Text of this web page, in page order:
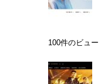
100件のビュー